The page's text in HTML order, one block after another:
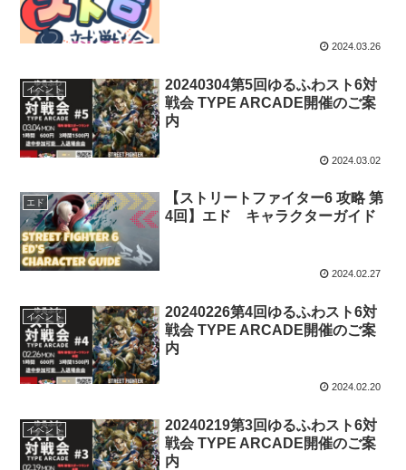
2024.03.26
イベント
20240304第5回ゆるふわスト6対
戦会 TYPE ARCADE開催のご案
内
2024.03.02
エド
【ストリートファイター6 攻略 第
4回】エド キャラクターガイド
2024.02.27
イベント
20240226第4回ゆるふわスト6対
戦会 TYPE ARCADE開催のご案
内
2024.02.20
イベント
20240219第3回ゆるふわスト6対
戦会 TYPE ARCADE開催のご案
内